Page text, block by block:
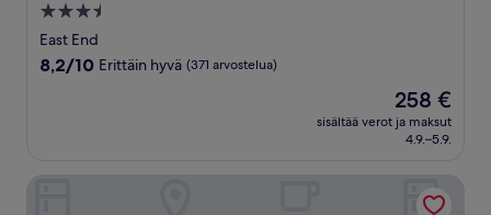
3.5
tähden
majoituspaikka
East End
8.2
arvostelua)
8,2/10 Erittäin hyvä (371 arvostelua)
Hinta
on
258 €
258 €
sisältää verot ja maksut
4.9.–5.9.